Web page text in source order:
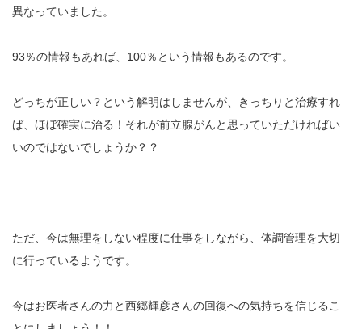
異なっていました。
93％の情報もあれば、100％という情報もあるのです。
どっちが正しい？という解明はしませんが、きっちりと治療すれ
ば、ほぼ確実に治る！それが前立腺がんと思っていただければい
いのではないでしょうか？？
ただ、今は無理をしない程度に仕事をしながら、体調管理を大切
に行っているようです。
今はお医者さんの力と西郷輝彦さんの回復への気持ちを信じるこ